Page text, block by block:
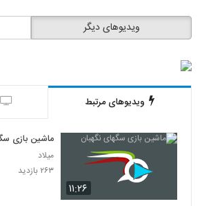
ویدیوهای دیگر
ویدیوهای مرتبط
۱۱:۲۶
ماشین بازی
میلاد
۲۶۳ بازدید